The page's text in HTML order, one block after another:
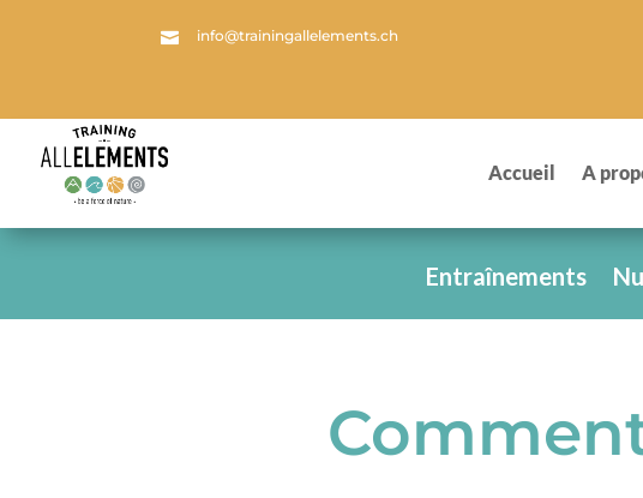
 info@trainingallelements.ch
Accueil A
Entraînements